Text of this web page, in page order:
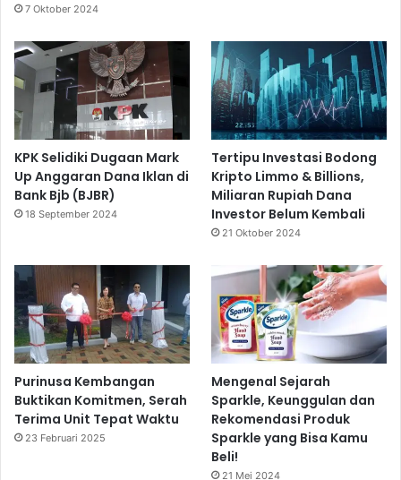
7 Oktober 2024
KPK Selidiki Dugaan Mark
Up Anggaran Dana Iklan di
Bank Bjb (BJBR)
18 September 2024
Tertipu Investasi Bodong
Kripto Limmo & Billions,
Miliaran Rupiah Dana
Investor Belum Kembali
21 Oktober 2024
Purinusa Kembangan
Buktikan Komitmen, Serah
Terima Unit Tepat Waktu
23 Februari 2025
Mengenal Sejarah
Sparkle, Keunggulan dan
Rekomendasi Produk
Sparkle yang Bisa Kamu
Beli!
21 Mei 2024